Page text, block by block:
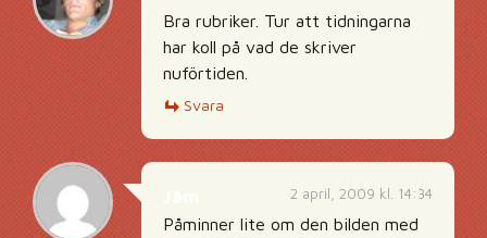
Bra rubriker. Tur att tidningarna
har koll på vad de skriver
nuförtiden.
Svara
2 april, 2009 kl. 14:34
Påminner lite om den bilden med